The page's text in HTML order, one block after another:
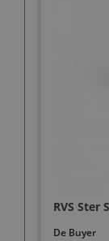
RVS Ster
De Buyer